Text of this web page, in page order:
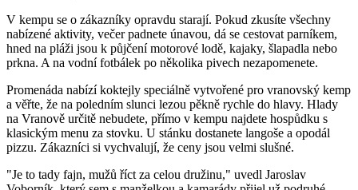
V kempu se o zákazníky opravdu starají. Pokud zkusíte všechny
nabízené aktivity, večer padnete únavou, dá se cestovat parníkem,
hned na pláži jsou k půjčení motorové lodě, kajaky, šlapadla nebo
prkna. A na vodní fotbálek po několika pivech nezapomenete.
Promenáda nabízí koktejly speciálně vytvořené pro vranovský kemp
a věřte, že na poledním slunci lezou pěkně rychle do hlavy. Hlady
na Vranově určitě nebudete, přímo v kempu najdete hospůdku s
klasickým menu za stovku. U stánku dostanete langoše a opodál
pizzu. Zákazníci si vychvalují, že ceny jsou velmi slušné.
"Je to tady fajn, mužů říct za celou družinu," uvedl Jaroslav